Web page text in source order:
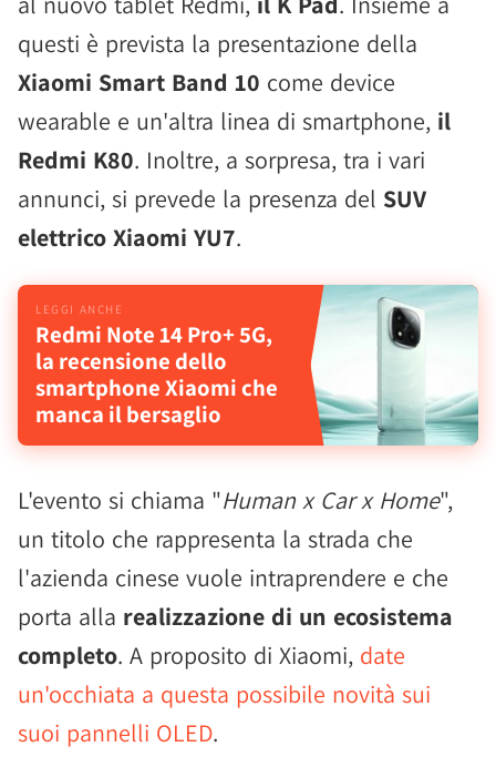
questi è prevista la presentazione della
Xiaomi Smart Band 10 come device
wearable e un'altra linea di smartphone, il
Redmi K80. Inoltre, a sorpresa, tra i vari
annunci, si prevede la presenza del SUV
elettrico Xiaomi YU7.
Redmi Note 14 Pro+ 5G,
la recensione dello
smartphone Xiaomi che
manca il bersaglio
L'evento si chiama "Human x Car x Home",
un titolo che rappresenta la strada che
l'azienda cinese vuole intraprendere e che
porta alla realizzazione di un ecosistema
completo. A proposito di Xiaomi, date
un'occhiata a questa possibile novità sui
suoi pannelli OLED.